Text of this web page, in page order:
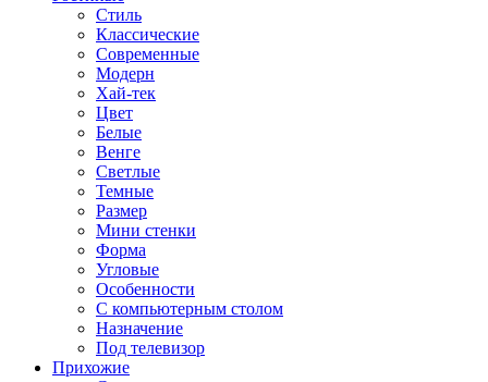
Стиль
Классические
Современные
Модерн
Хай-тек
Цвет
Белые
Венге
Светлые
Темные
Размер
Мини стенки
Форма
Угловые
Особенности
С компьютерным столом
Назначение
Под телевизор
Прихожие